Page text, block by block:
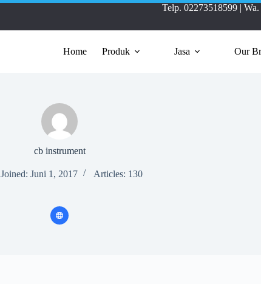
Telp. 02273518599| Wa.
Home Produk Jasa Our
cb instrument
Joined: Juni 1, 2017 Articles: 130